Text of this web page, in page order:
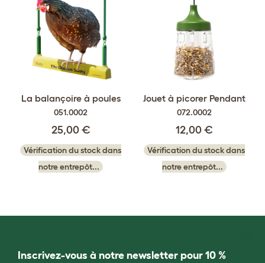
La balançoire à poules
051.0002
25,00 €
Vérification du stock dans
notre entrepôt...
Jouet à picorer Pendant
072.0002
12,00 €
Vérification du stock dans
notre entrepôt...
Inscrivez-vous à notre newsletter pour 10 %